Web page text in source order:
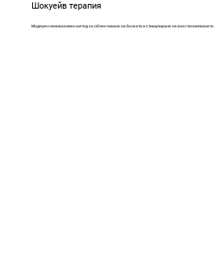
Шокуейв терапия
Модерен неинвазивен метод за облекчаване на болката и стимулиране на възстановяването